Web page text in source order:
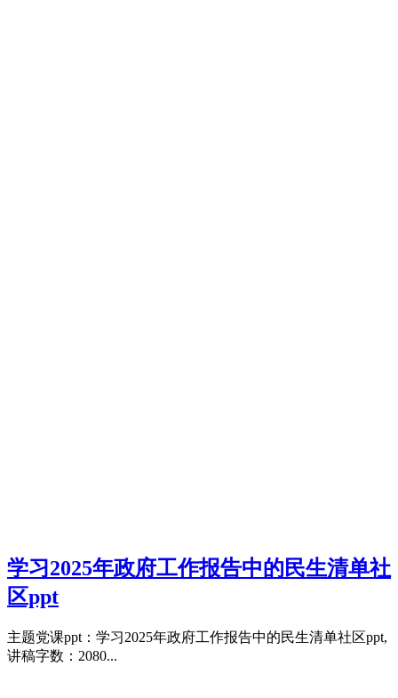
学习2025年政府工作报告中的民生清单社
区ppt
主题党课ppt：学习2025年政府工作报告中的民生清单社区ppt,
讲稿字数：2080...